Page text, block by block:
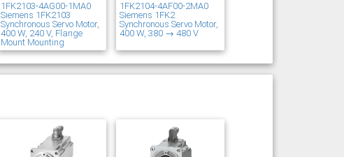
1FK2103-4AG00-1MA0
Siemens 1FK2103
Synchronous Servo Motor,
400 W, 240 V, Flange
Mount Mounting
1FK2104-4AF00-2MA0
Siemens 1FK2
Synchronous Servo Motor,
400 W, 380 → 480 V